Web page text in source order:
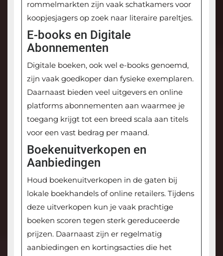
rommelmarkten zijn vaak schatkamers voor
koopjesjagers op zoek naar literaire pareltjes.
E-books en Digitale
Abonnementen
Digitale boeken, ook wel e-books genoemd,
zijn vaak goedkoper dan fysieke exemplaren.
Daarnaast bieden veel uitgevers en online
platforms abonnementen aan waarmee je
toegang krijgt tot een breed scala aan titels
voor een vast bedrag per maand.
Boekenuitverkopen en
Aanbiedingen
Houd boekenuitverkopen in de gaten bij
lokale boekhandels of online retailers. Tijdens
deze uitverkopen kun je vaak prachtige
boeken scoren tegen sterk gereduceerde
prijzen. Daarnaast zijn er regelmatig
aanbiedingen en kortingsacties die het